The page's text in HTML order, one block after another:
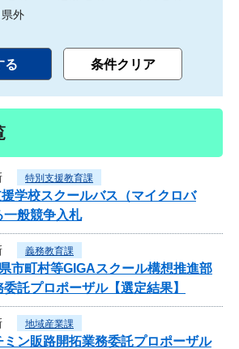
県外
特別支援教育課
学校スクールバス（マイクロバ
一般競争入札
義務教育課
市町村等GIGAスクール構想推進部
託プロポーザル【選定結果】
地域産業課
ン販路開拓業務委託プロポーザル